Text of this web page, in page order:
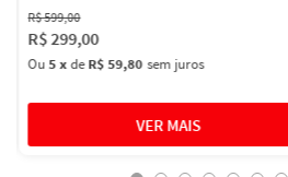
R$599,00
R$299,00
Ou5 xdeR$ 59,80 sem juros